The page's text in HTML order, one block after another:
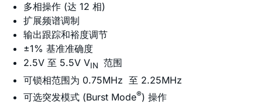
多相操作 (达 12 相)
扩展频谱调制
输出跟踪和裕度调节
±1% 基准准确度
2.5V 至 5.5V VIN
范围
可锁相范围为 0.75MHz 至 2.25MHz
可选突发模式 (Burst Mode®) 操作